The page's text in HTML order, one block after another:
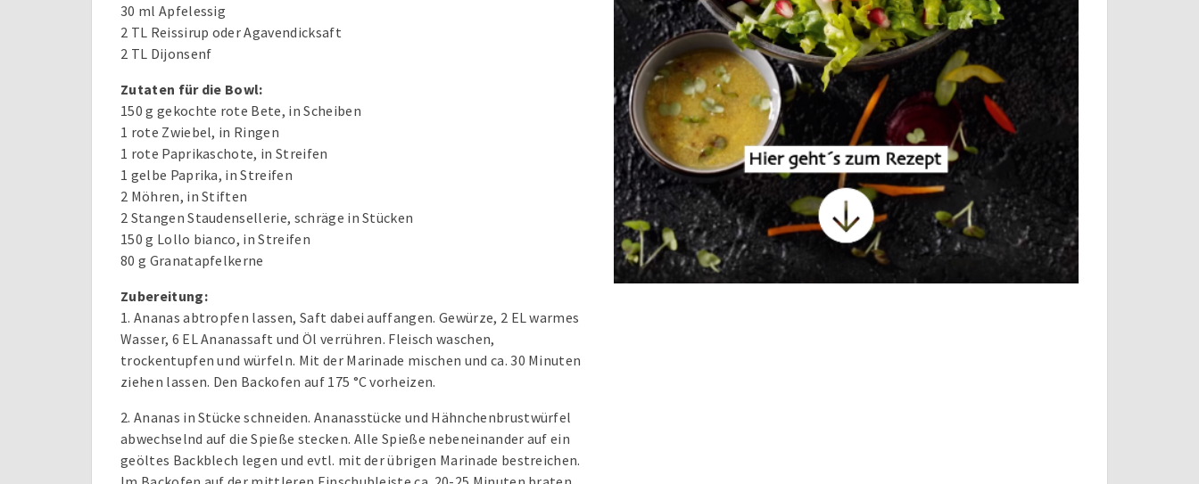
30 ml Apfelessig
2 TL Reissirup oder Agavendicksaft
2 TL Dijonsenf
Zutaten für die Bowl:
150 g gekochte rote Bete, in Scheiben
1 rote Zwiebel, in Ringen
1 rote Paprikaschote, in Streifen
1 gelbe Paprika, in Streifen
2 Möhren, in Stiften
2 Stangen Staudensellerie, schräge in Stücken
150 g Lollo bianco, in Streifen
80 g Granatapfelkerne
Zubereitung:
1. Ananas abtropfen lassen, Saft dabei auffangen. Gewürze, 2 EL warmes
Wasser, 6 EL Ananassaft und Öl verrühren. Fleisch waschen,
trockentupfen und würfeln. Mit der Marinade mischen und ca. 30 Minuten
ziehen lassen. Den Backofen auf 175 °C vorheizen.
2. Ananas in Stücke schneiden. Ananasstücke und Hähnchenbrustwürfel
abwechselnd auf die Spieße stecken. Alle Spieße nebeneinander auf ein
geöltes Backblech legen und evtl. mit der übrigen Marinade bestreichen.